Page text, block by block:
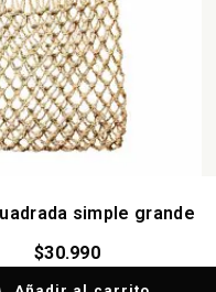
simple grande
$30.990